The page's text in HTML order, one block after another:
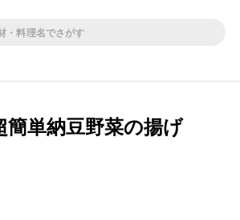
単納豆野菜の揚げ